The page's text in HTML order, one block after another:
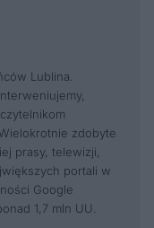
Lublina.
zdobyte
prasy, telewizji,
portali w
Google
1,7 mln UU.